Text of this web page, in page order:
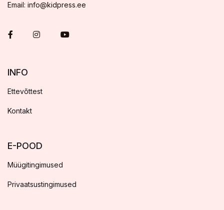
Email: info@kidpress.ee
INFO
Ettevõttest
Kontakt
E-POOD
Müügitingimused
Privaatsustingimused